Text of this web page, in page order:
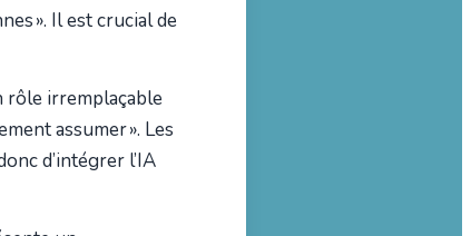
». Il est crucial de
rôle irremplaçable
assumer ». Les
d’intégrer l’IA